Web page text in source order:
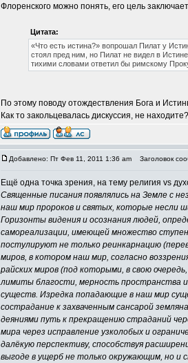
Флоренского можно понять, его цель
Цитата:
«Что есть истина?» вопрошал Пилат у
стоял пред ним, но Пилат не видел в
тихими словами ответил бы римскому
По этому поводу отождествления Бога и
Как то закольцевалась дискуссия, не находите?
Добавлено: Пт Фев 11, 2011 1:36 am Заголовок
Ещё одна точка зрения, на тему религия vs
Священные писания появлялись на Земле с
наш мир пророков и святых, которые несли
Горизонты видения и осознания людей,
самореализации, имеющей множество
постулируют не только реинкарнацию
миров, в котором наш мир, согласно
райских миров (под которыми, в свою
лимиты благости, мерность пространства
существ. Изредка попадающие в наш мир
сострадание к захваченным сансарой
деяниями путь к прекращению страданий
мира через исправление узколобых и
далёкую перспективу, способствуя
выгоде в ущерб не только окружающим, но и